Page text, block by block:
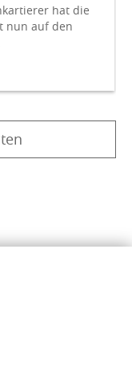
hat die
nun auf den